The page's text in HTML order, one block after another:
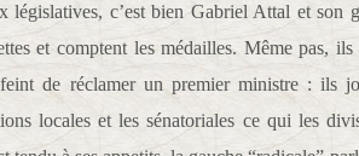
législatives, c’est bien Gabriel Attal et son
et comptent les médailles. Même pas,
de réclamer un premier ministre : ils
locales et les sénatoriales ce qui les